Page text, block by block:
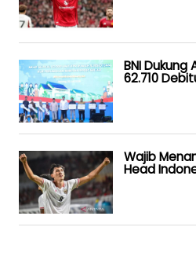
BNI Dukung
62.710
Wajib
Head